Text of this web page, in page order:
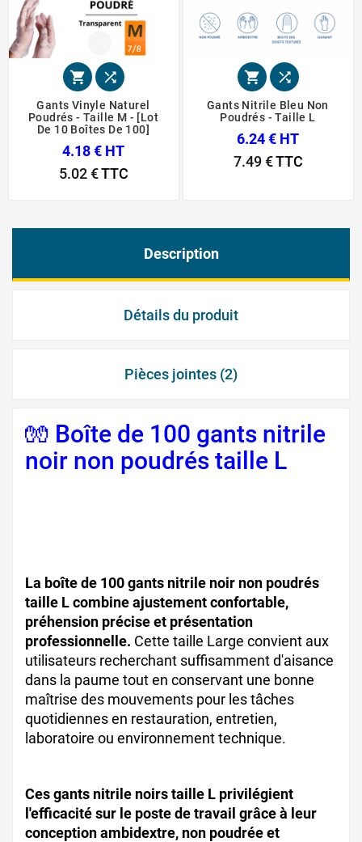
 
Gants Vinyle Naturel
Poudrés - Taille M - [Lot
De 10 Boîtes De 100]
4.18 € HT
5.02 €TTC
 
Gants Nitrile Bleu Non
Poudrés - Taille L
6.24 € HT
7.49 €TTC
Description
Détails du produit
Pièces jointes (2)
🧤 Boîte de 100 gants nitrile
noir non poudrés taille L
La boîte de 100 gants nitrile noir non poudrés
taille L combine ajustement confortable,
préhension précise et présentation
professionnelle. Cette taille Large convient aux
utilisateurs recherchant suffisamment d'aisance
dans la paume tout en conservant une bonne
maîtrise des mouvements pour les tâches
quotidiennes en restauration, entretien,
laboratoire ou environnement technique.
Ces gants nitrile noirs taille L privilégient
l'efficacité sur le poste de travail grâce à leur
conception ambidextre, non poudrée et